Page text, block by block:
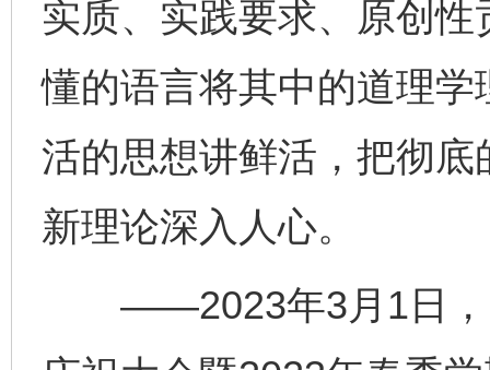
实质、实践要求、原创
懂的语言将其中的道理
活的思想讲鲜活，把彻
新理论深入人心。
——2023年3月1日，